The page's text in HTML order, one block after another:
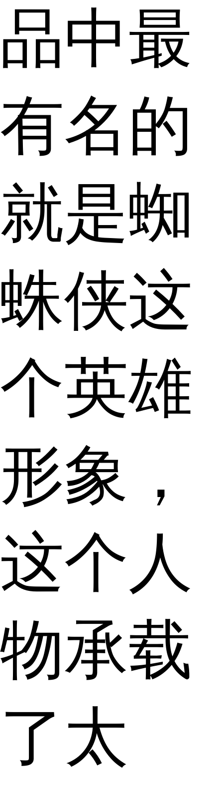
品中最
有名的
就是蜘
蛛侠这
个英雄
形象，
这个人
物承载
了太